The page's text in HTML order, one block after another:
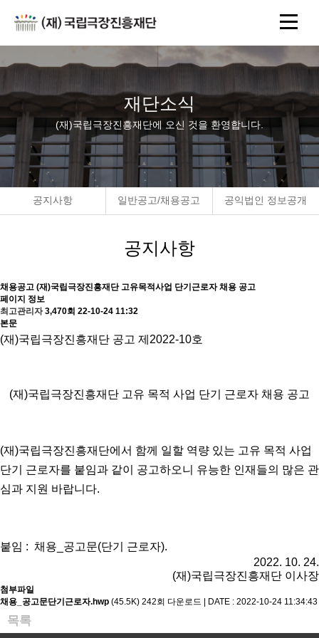
재단소식
(재)국립극장진흥재단에 오신 것을 환영합니다.
공지사항 일반공고/채용공고 공익법인 정보공개
공지사항
채용공고 (재)국립극장진흥재단 고유목적사업 단기근로자 채용 공고
페이지 정보
최고관리자 3,470회 22-10-24 11:32
본문
(재)국립극장진흥재단 공고 제2022-10호
(재)국립극장진흥재단 고유 목적 사업 단기 근로자 채용 공고
(재)국립극장진흥재단에서 함께 일할 역량 있는 고유 목적 사업
단기 근로자를 붙임과 같이 공고하오니 유능한 인재들의 많은 관
심과 지원 바랍니다.
붙임 : 채용_공고문(단기 근로자).
2022. 10. 24.
(재)국립극장진흥재단 이사장
첨부파일
채용_공고문단기근로자.hwp (45.5K) 242회 다운로드 | DATE : 2022-10-24 11:34:43
목록